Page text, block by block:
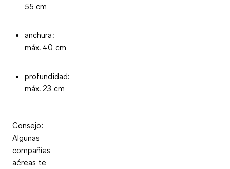
55 cm
anchura:
máx. 40 cm
profundidad:
máx. 23 cm
Consejo:
Algunas
compañías
aéreas te